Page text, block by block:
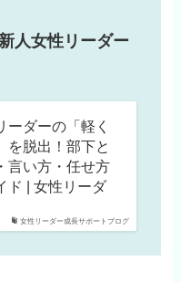
人女性リーダー
女性リーダー成長サポートブログ
ーダーの「軽く
を脱出！部下と
言い方・任せ方
ド | 女性リーダ